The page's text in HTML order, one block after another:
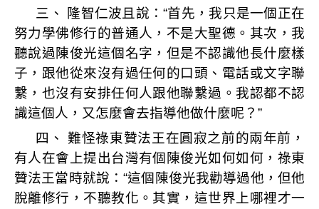
三、
隆智仁波且說：“首先，我只是一個正在
努力學佛修行的普通人，不是大聖德。其次，我
聽說過陳俊光這個名字，但是不認識他長什麼樣
子，跟他從來沒有過任何的口頭、電話或文字聯
繫，也沒有安排任何人跟他聯繫過。我認都不認
識這個人，又怎麼會去指導他做什麼呢？ ”
四、
難怪祿東贊法王在圓寂之前的兩年前，
有人在會上提出台灣有個陳俊光如何如何，祿東
贊法王當時就說：“這個陳俊光我勸導過他，但他
脫離修行，不聽教化。其實，這世界上哪裡才一